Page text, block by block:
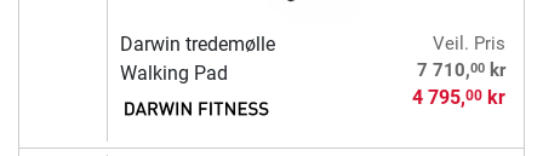
Darwin tredemølle
Walking Pad
Veil. Pris
7 710,00kr
4 795,00kr